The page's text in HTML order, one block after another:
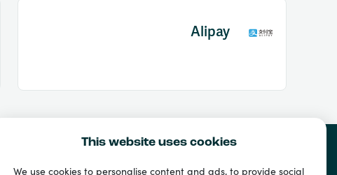
This website uses cookies
We use cookies to personalise content and ads, to provide social
Alipay
حسابي الخدمة والمساعدة